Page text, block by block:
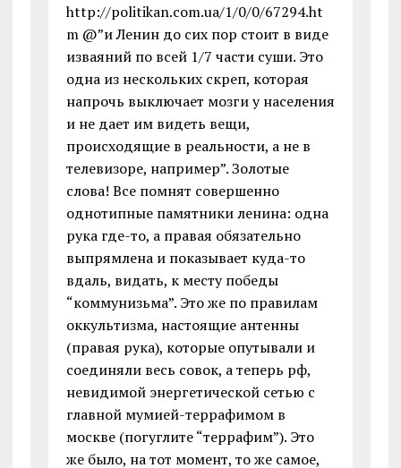
http://politikan.com.ua/1/0/0/67294.ht
m @”и Ленин до сих пор стоит в виде
изваяний по всей 1/7 части суши. Это
одна из нескольких скреп, которая
напрочь выключает мозги у населения
и не дает им видеть вещи,
происходящие в реальности, а не в
телевизоре, например”. Золотые
слова! Все помнят совершенно
однотипные памятники ленина: одна
рука где-то, а правая обязательно
выпрямлена и показывает куда-то
вдаль, видать, к месту победы
“коммунизьма”. Это же по правилам
оккультизма, настоящие антенны
(правая рука), которые опутывали и
соединяли весь совок, а теперь рф,
невидимой энергетической сетью с
главной мумией-террафимом в
москве (погуглите “террафим”). Это
же было, на тот момент, то же самое,